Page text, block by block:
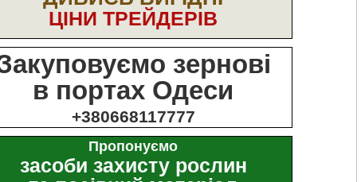
ЦІНИ ТРЕЙДЕРІВ
зернові
в портах Одеси
+380668117777
Пропонуємо
засоби захисту рослин